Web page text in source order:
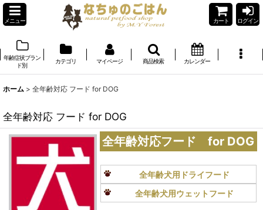
メニュー カート ログイン
年齢症状ブラン
ド別
カテゴリ マイページ 商品検索 カレンダー
ホーム > 全年齢対応 フード for DOG
全年齢対応 フード for DOG
全年齢対応フード for DOG
全年齢犬用ドライフード
全年齢犬用ウェットフード